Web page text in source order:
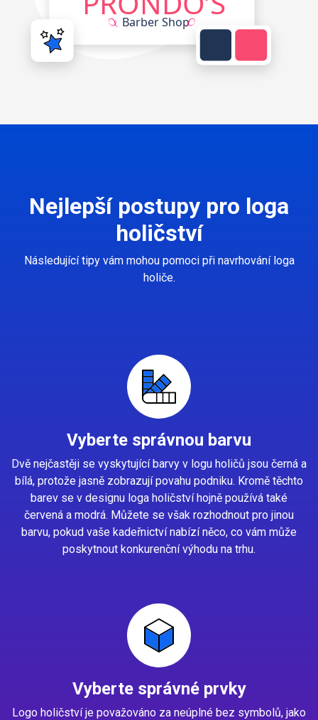
Nejlepší postupy pro loga
holičství
Následující tipy vám mohou pomoci při navrhování loga
holiče.
Vyberte správnou barvu
Dvě nejčastěji se vyskytující barvy v logu holičů jsou černá a
bílá, protože jasně zobrazují povahu podniku. Kromě těchto
barev se v designu loga holičství hojně používá také
červená a modrá. Můžete se však rozhodnout pro jinou
barvu, pokud vaše kadeřnictví nabízí něco, co vám může
poskytnout konkurenční výhodu na trhu.
Vyberte správné prvky
Logo holičství je považováno za neúplné bez symbolů, jako